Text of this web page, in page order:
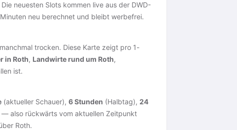
neuesten Slots kommen live aus der DWD-
neu berechnet und bleibt werbefrei.
trocken. Diese Karte zeigt pro 1-
in Roth, Landwirte rund um Roth,
ist.
(aktueller Schauer), 6 Stunden (Halbtag), 24
— also rückwärts vom aktuellen Zeitpunkt
Roth.